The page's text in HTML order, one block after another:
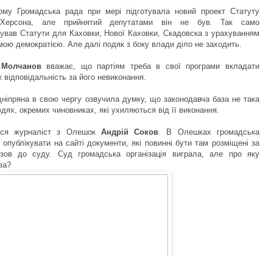
Громадська рада при мері підготувала новий проект Статуту
Херсона, але прийнятий депутатами він не був. Так само
Статути для Каховки, Нової Каховки, Скадовска з урахуванням
демократією. Але далі подяк з боку влади діло не заходить.
вважає, що партіям треба в свої програми вкладати
за його невиконання.
в свою чергу озвучила думку, що законодавча база не така
окремих чиновниках, які ухиляються від її виконання.
журналіст з Олешок Андрій Соков . В Олешках громадська
на сайті документи, які повинні бути там розміщені за
до суду. Суд громадська організація виграла, але про яку